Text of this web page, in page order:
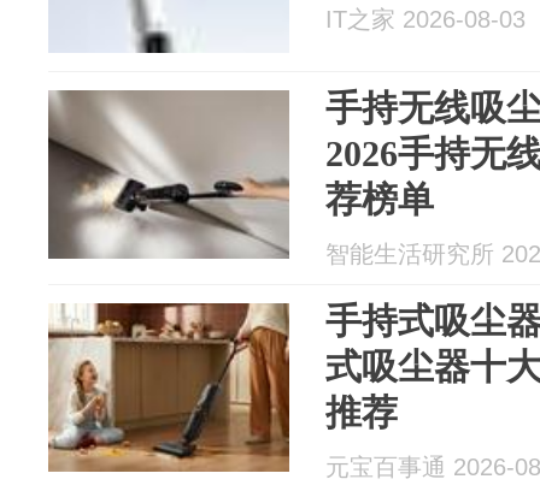
IT之家 2026-08-03
手持无线吸
2026手持无
荐榜单
智能生活研究所
手持式吸尘
式吸尘器十
推荐
元宝百事通 2026-